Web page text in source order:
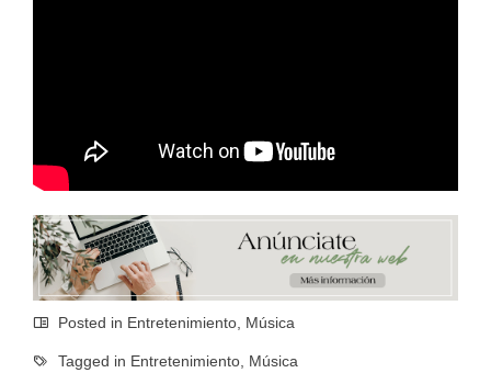
Posted in Entretenimiento Música
Tagged in Entretenimiento Música